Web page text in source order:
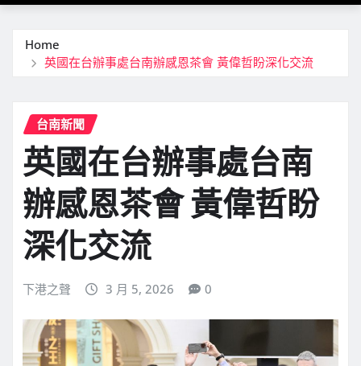
Home
英國在台辦事處台南辦感恩茶會 黃偉哲盼深化交流
台南新聞
英國在台辦事處台南
辦感恩茶會 黃偉哲盼
深化交流
下港之聲 3 月 5, 2026 0